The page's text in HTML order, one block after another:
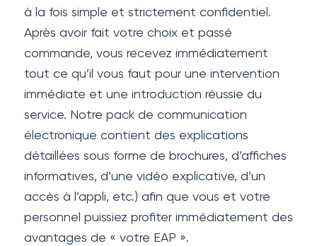
à la fois simple et strictement confidentiel.
Après avoir fait votre choix et passé
commande, vous recevez immédiatement
tout ce qu’il vous faut pour une intervention
immédiate et une introduction réussie du
service. Notre pack de communication
électronique contient des explications
détaillées sous forme de brochures, d’affiches
informatives, d’une vidéo explicative, d’un
accès à l’appli, etc.) afin que vous et votre
personnel puissiez profiter immédiatement des
avantages de « votre EAP ».